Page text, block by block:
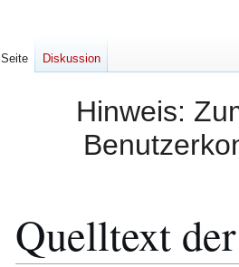
Hinweis:
Quelltext
Seite Diskussion